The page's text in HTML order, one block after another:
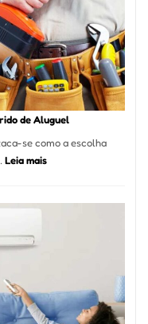
Brasileira
e
Marmitex
em
Destaque
em
Tatuí
de Aluguel
se como a escolha
Leia mais:
de
Aluguel